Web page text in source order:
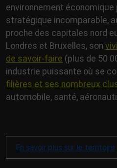
environnement
stratégique incomparable,
proche des capitales nord
Londres et Bruxelles, son
de savoir-faire (plus de 50
industrie puissante où se
filières et ses nombreux
automobile, santé,
En savoir plus sur le territoire